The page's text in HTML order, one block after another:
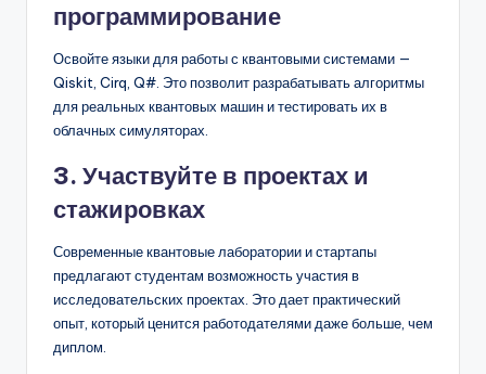
программирование
Освойте языки для работы с квантовыми системами —
Qiskit, Cirq, Q#. Это позволит разрабатывать алгоритмы
для реальных квантовых машин и тестировать их в
облачных симуляторах.
3. Участвуйте в проектах и
стажировках
Современные квантовые лаборатории и стартапы
предлагают студентам возможность участия в
исследовательских проектах. Это дает практический
опыт, который ценится работодателями даже больше, чем
диплом.